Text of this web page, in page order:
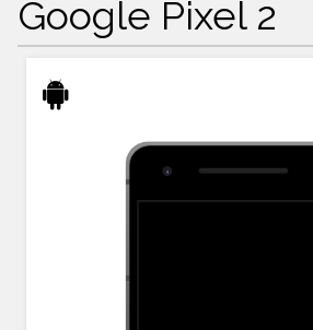
Google Pixel 2